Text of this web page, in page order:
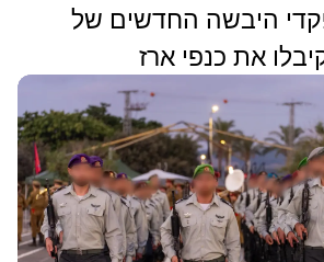
היבשה החדשים של
את כנפי ארז